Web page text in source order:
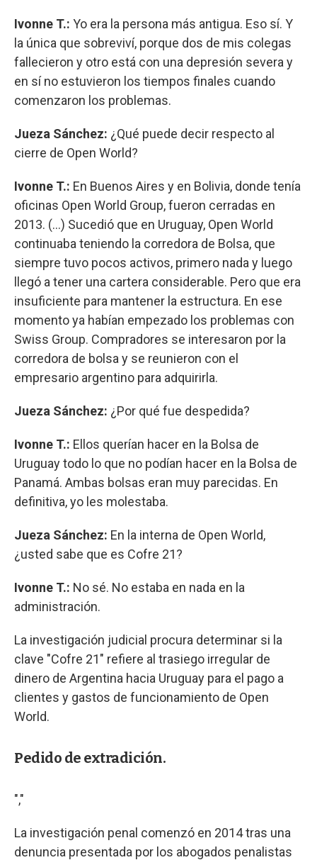
Ivonne T.: Yo era la persona más antigua. Eso sí. Y
la única que sobreviví, porque dos de mis colegas
fallecieron y otro está con una depresión severa y
en sí no estuvieron los tiempos finales cuando
comenzaron los problemas.
Jueza Sánchez: ¿Qué puede decir respecto al
cierre de Open World?
Ivonne T.: En Buenos Aires y en Bolivia, donde tenía
oficinas Open World Group, fueron cerradas en
2013. (...) Sucedió que en Uruguay, Open World
continuaba teniendo la corredora de Bolsa, que
siempre tuvo pocos activos, primero nada y luego
llegó a tener una cartera considerable. Pero que era
insuficiente para mantener la estructura. En ese
momento ya habían empezado los problemas con
Swiss Group. Compradores se interesaron por la
corredora de bolsa y se reunieron con el
empresario argentino para adquirirla.
Jueza Sánchez: ¿Por qué fue despedida?
Ivonne T.: Ellos querían hacer en la Bolsa de
Uruguay todo lo que no podían hacer en la Bolsa de
Panamá. Ambas bolsas eran muy parecidas. En
definitiva, yo les molestaba.
Jueza Sánchez: En la interna de Open World,
¿usted sabe que es Cofre 21?
Ivonne T.: No sé. No estaba en nada en la
administración.
La investigación judicial procura determinar si la
clave "Cofre 21" refiere al trasiego irregular de
dinero de Argentina hacia Uruguay para el pago a
clientes y gastos de funcionamiento de Open
World.
Pedido de extradición.
","
La investigación penal comenzó en 2014 tras una
denuncia presentada por los abogados penalistas